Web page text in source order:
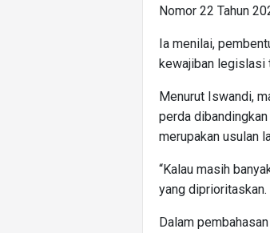
Nomor 22 Tahun
Ia menilai,
kewajiban legislasi
Menurut Iswandi,
perda
merupakan usulan
“Kalau masih
yang diprioritaskan.
Dalam